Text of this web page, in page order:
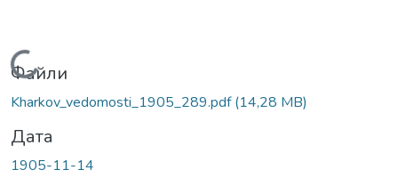
Вантажиться...
Файли
Kharkov_vedomosti_1905_289.pdf(14,28 MB)
Дата
1905-11-14